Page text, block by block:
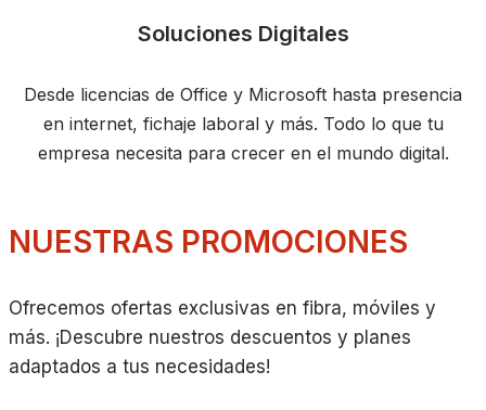
Soluciones Digitales
Desde licencias de Office y Microsoft hasta presencia
en internet, fichaje laboral y más. Todo lo que tu
empresa necesita para crecer en el mundo digital.
NUESTRAS PROMOCIONES
Ofrecemos ofertas exclusivas en fibra, móviles y
más. ¡Descubre nuestros descuentos y planes
adaptados a tus necesidades!